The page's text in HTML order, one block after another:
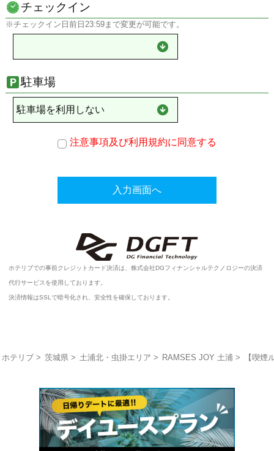
チェックイン
※チェックイン日前日23:59まで変更が可能です。
駐車場
注意事項及び利用規約に同意する
ホテリブでの事前クレジットカード決済は、株式会社DGフィナンシャルテクノロジーの決済
代行サービスを使用しております。
決済情報はSSLで暗号化され、安全性を確保しております。
ホテリブ 茨城県 土浦北・虫掛エリア RAMSES JOY 土浦 【喫煙